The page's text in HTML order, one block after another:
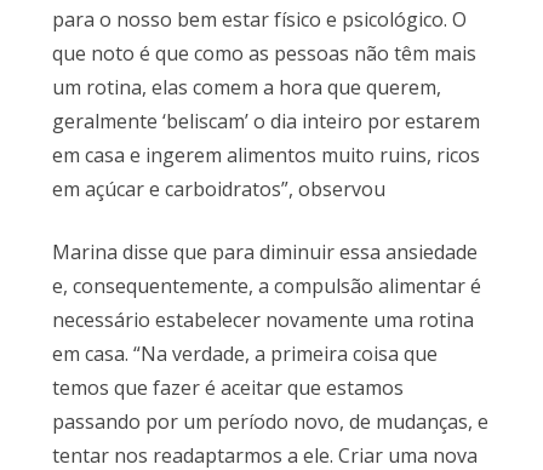
para o nosso bem estar físico e psicológico. O
que noto é que como as pessoas não têm mais
um rotina, elas comem a hora que querem,
geralmente ‘beliscam’ o dia inteiro por estarem
em casa e ingerem alimentos muito ruins, ricos
em açúcar e carboidratos”, observou
Marina disse que para diminuir essa ansiedade
e, consequentemente, a compulsão alimentar é
necessário estabelecer novamente uma rotina
em casa. “Na verdade, a primeira coisa que
temos que fazer é aceitar que estamos
passando por um período novo, de mudanças, e
tentar nos readaptarmos a ele. Criar uma nova